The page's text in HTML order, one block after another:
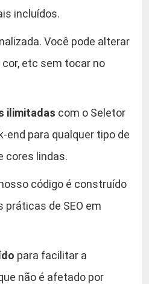
incluídos.
Você pode alterar
etc sem tocar no
ilimitadas com o Seletor
end para qualquer tipo de
cores lindas.
código é construído
práticas de SEO em
para facilitar a
não é afetado por